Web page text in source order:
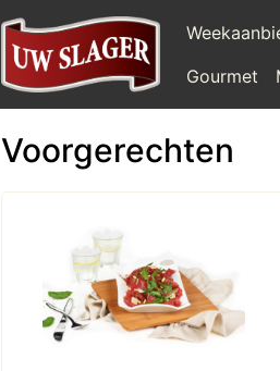
Gourmet
Voorgerechten